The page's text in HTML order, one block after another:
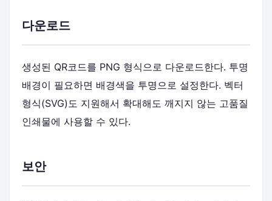
다운로드
생성된 QR코드를 PNG 형식으로 다운로드한다. 투명
배경이 필요하면 배경색을 투명으로 설정한다. 벡터
형식(SVG)도 지원해서 확대해도 깨지지 않는 고품질
인쇄물에 사용할 수 있다.
보안